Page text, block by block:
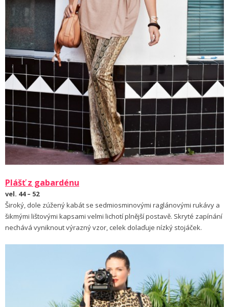
Plášť z gabardénu
vel. 44 – 52
Široký, dole zúžený kabát se sedmiosminovými raglánovými rukávy a
šikmými lištovými kapsami velmi lichotí plnější postavě. Skryté zapínání
nechává vyniknout výrazný vzor, celek dolaďuje nízký stojáček.